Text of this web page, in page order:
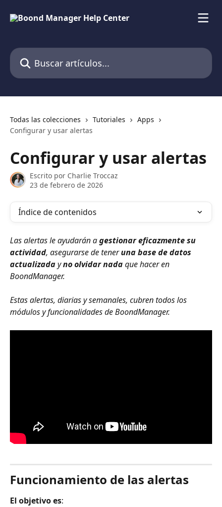
Buscar artículos...
Todas las colecciones Tutoriales
Apps
Configurar y usar alertas
Configurar y usar alertas
Escrito por Charlie Troccaz
23 de febrero de 2026
Índice de contenidos
Las alertas le ayudarán a gestionar eficazmente su
actividad, asegurarse de tener una base de datos
actualizada y no olvidar nada que hacer en
BoondManager.
Estas alertas, diarias y semanales, cubren todos los
módulos y funcionalidades de BoondManager.
Funcionamiento de las alertas
El objetivo es: